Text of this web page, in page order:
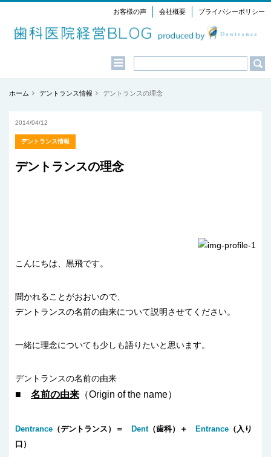
お客様の声 会社概要 プライバシーポリシー
ホーム デントランス情報 デントランスの理念
2014/04/12
デントランス情報
デントランスの理念
こんにちは、黒飛です。
聞かれることがおおいので、
デントランスの名前の由来について説明させてください。
一緒に理念についても少しも語りたいと思います。
デントランスの名前の由来
■ 名前の由来 （Origin of the name）
Dentrance （デントランス）＝ Dent（歯科）＋ Entrance （入り
口）